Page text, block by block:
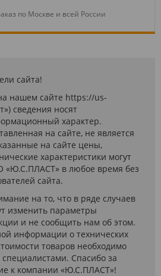
по Москве и всей России
сайта!
нашем сайте https://us-
сведения носят
характер.
на сайте, не является
на сайте цены,
характеристики могут
в любое время без
сайта.
на то, что в ряде случаев
изменить параметры
и не сообщить нам об этом.
информации о технических
товаров необходимо
Спасибо за
к компании «Ю.С.ПЛАСТ»!